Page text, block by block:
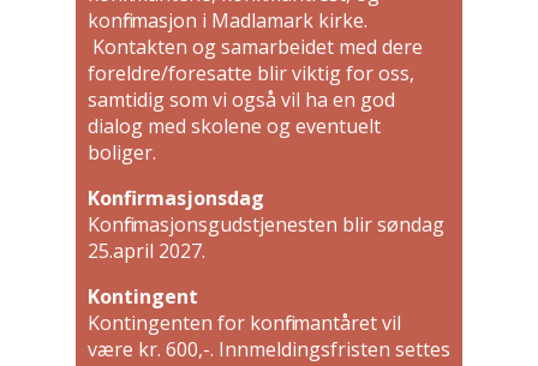
konfirmasjon i Madlamark kirke.
Kontakten og samarbeidet med dere
foreldre/foresatte blir viktig for oss,
samtidig som vi også vil ha en god
dialog med skolene og eventuelt
boliger.
Konfirmasjonsdag
Konfirmasjonsgudstjenesten blir søndag
25.april 2027.
Kontingent
Kontingenten for konfirmantåret vil
være kr. 600,-. Innmeldingsfristen settes